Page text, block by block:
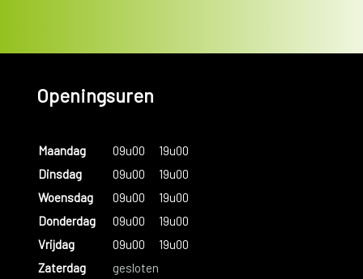
Openingsuren
Maandag 09u00
19u00
Dinsdag
09u00
19u00
Woensdag
09u00
19u00
Donderdag
09u00
19u00
Vrijdag
09u00
19u00
Zaterdag
gesloten